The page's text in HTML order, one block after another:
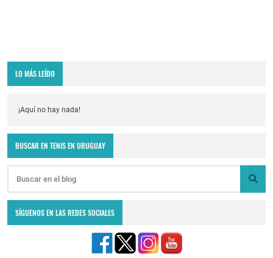
LO MÁS LEÍDO
¡Aquí no hay nada!
BUSCAR EN TENIS EN URUGUAY
SÍGUENOS EN LAS REDES SOCIALES